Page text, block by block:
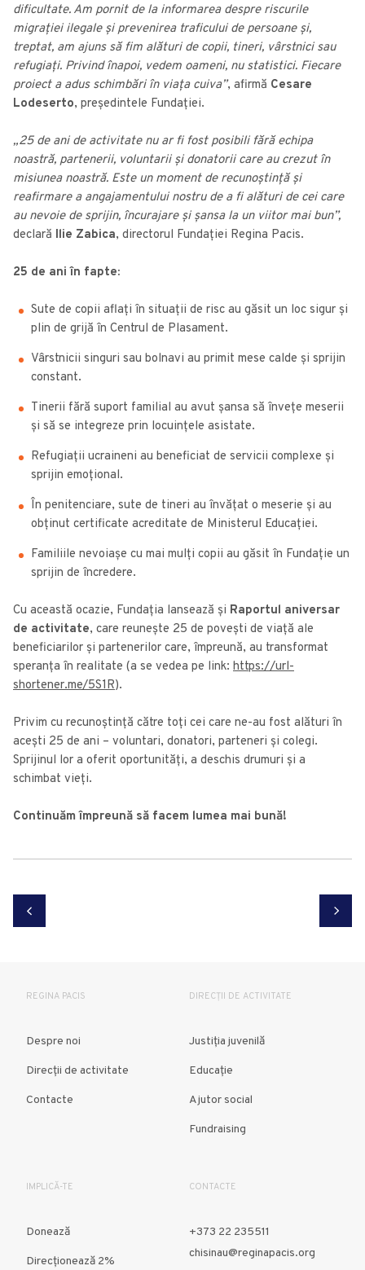
dificultate. Am pornit de la informarea despre riscurile
migrației ilegale și prevenirea traficului de persoane și,
treptat, am ajuns să fim alături de copii, tineri, vârstnici sau
refugiați. Privind înapoi, vedem oameni, nu statistici. Fiecare
proiect a adus schimbări în viața cuiva”, afirmă Cesare
Lodeserto, președintele Fundației.
„25 de ani de activitate nu ar fi fost posibili fără echipa
noastră, partenerii, voluntarii și donatorii care au crezut în
misiunea noastră. Este un moment de recunoștință și
reafirmare a angajamentului nostru de a fi alături de cei care
au nevoie de sprijin, încurajare și șansa la un viitor mai bun”,
declară Ilie Zabica, directorul Fundației Regina Pacis.
25 de ani în fapte:
Sute de copii aflați în situații de risc au găsit un loc sigur și
plin de grijă în Centrul de Plasament.
Vârstnicii singuri sau bolnavi au primit mese calde și sprijin
constant.
Tinerii fără suport familial au avut șansa să învețe meserii
și să se integreze prin locuințele asistate.
Refugiații ucraineni au beneficiat de servicii complexe și
sprijin emoțional.
În penitenciare, sute de tineri au învățat o meserie și au
obținut certificate acreditate de Ministerul Educației.
Familiile nevoiașe cu mai mulți copii au găsit în Fundație un
sprijin de încredere.
Cu această ocazie, Fundația lansează și Raportul aniversar
de activitate, care reunește 25 de povești de viață ale
beneficiarilor și partenerilor care, împreună, au transformat
speranța în realitate (a se vedea pe link: https://url-
shortener.me/5S1R).
Privim cu recunoștință către toți cei care ne-au fost alături în
acești 25 de ani – voluntari, donatori, parteneri și colegi.
Sprijinul lor a oferit oportunități, a deschis drumuri și a
schimbat vieți.
Continuăm împreună să facem lumea mai bună!
REGINA PACIS
Despre noi
Direcții de activitate
Contacte
DIRECȚII DE ACTIVITATE
Justiția juvenilă
Educație
Ajutor social
Fundraising
IMPLICĂ-TE
Donează
Direcţionează 2%
CONTACTE
+373 22 235511
chisinau@reginapacis.org